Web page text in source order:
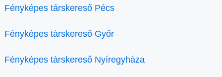
Fényképes társkereső Pécs
Fényképes társkereső Győr
Fényképes társkereső Nyíregyháza